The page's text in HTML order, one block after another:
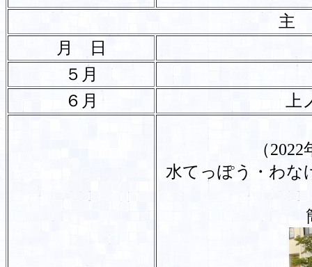
主
月 日
５月
６月
（
水てっぽう・わな